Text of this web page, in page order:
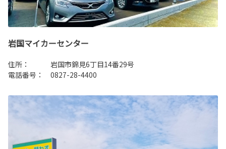
岩国マイカーセンター
住所： 岩国市錦見6丁目14番29号
電話番号： 0827-28-4400